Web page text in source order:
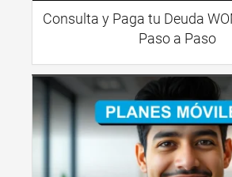
Consulta y Paga tu Deuda
Paso a Paso